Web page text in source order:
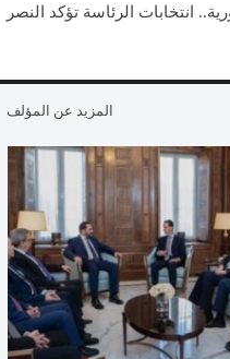
انتخابات الرئاسة تؤكد النصر
المزيد عن المؤلف